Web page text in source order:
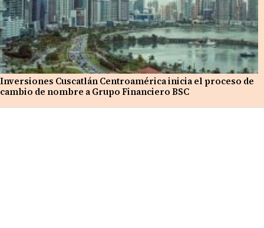
Inversiones Cuscatlán Centroamérica inicia el proceso de
cambio de nombre a Grupo Financiero BSC